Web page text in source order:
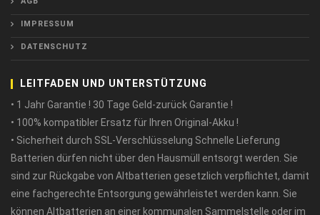
IMPRESSUM
DATENSCHUTZ
LEITFADEN UND UNTERSTÜTZUNG
• 1 Jahr Garantie ! 30 Tage Geld-zurück Garantie !
• 100% kompatibler Ersatz für Ihren Original-Akku !
• Sicherheit durch SSL-Verschlüsselung Schnelle Lieferung
Batterien dürfen nicht über den Hausmüll entsorgt werden. Sie
sind zur Rückgabe von Altbatterien gesetzlich verpflichtet, damit
eine fachgerechte Entsorgung gewährleistet werden kann. Sie
können Altbatterien an einer kommunalen Sammelstelle oder im